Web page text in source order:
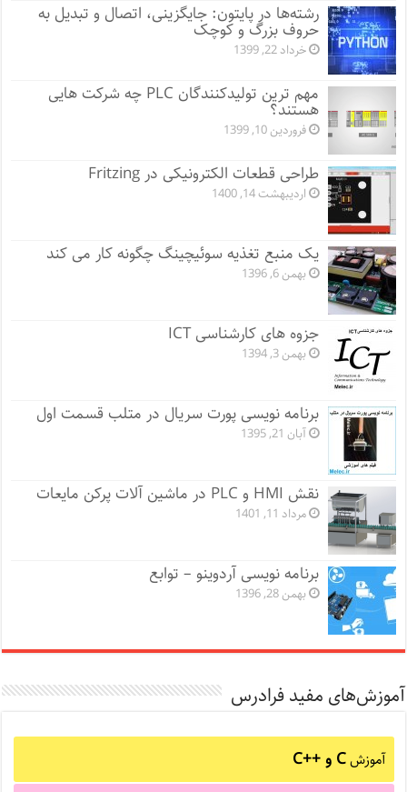
رشته‌ها در پایتون: جایگزینی، اتصال و تبدیل به
حروف بزرگ و کوچک
خرداد 22, 1399
مهم ترین تولیدکنندگان PLC چه شرکت هایی
هستند؟
فروردین 10, 1399
طراحی قطعات الکترونیکی در Fritzing
اردیبهشت 14, 1400
یک منبع تغذیه سوئیچینگ چگونه کار می کند
بهمن 6, 1396
جزوه های کارشناسی ICT
بهمن 3, 1394
برنامه نویسی پورت سریال در متلب قسمت اول
آبان 21, 1395
نقش HMI و PLC در ماشین آلات پرکن مایعات
مرداد 11, 1401
برنامه نویسی آردوینو – توابع
بهمن 28, 1396
آموزش‌های مفید فرادرس
آموزشC و C++‎